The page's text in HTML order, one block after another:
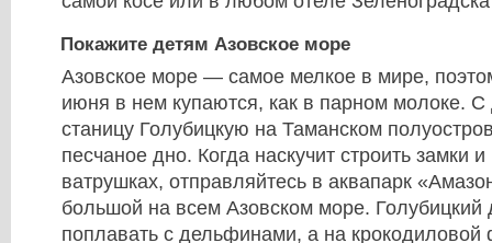
Покажите детям Азовское море
Азовское море — самое мелкое в мире,
июня в нем купаются, как в парном молоке. С
станицу Голубицкую на Таманском
песчаное дно. Когда наскучит строить замки и
ватрушках, отправляйтесь в аквапарк
большой на всем Азовском море. Голубицкий
поплавать с дельфинами, а на